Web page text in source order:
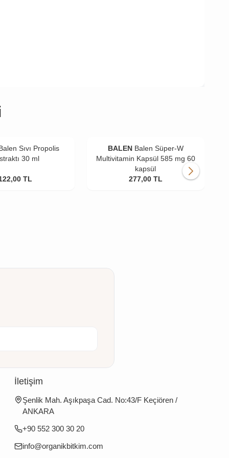
Sıvı Propolis
30 ml
TL
BALEN Balen Süper-W
Multivitamin Kapsül 585 mg 60
kapsül
277,00 TL
İletişim
Şenlik Mah. Aşıkpaşa Cad. No:43/F Keçiören /
ANKARA
+90 552 300 30 20
info@organikbitkim.com